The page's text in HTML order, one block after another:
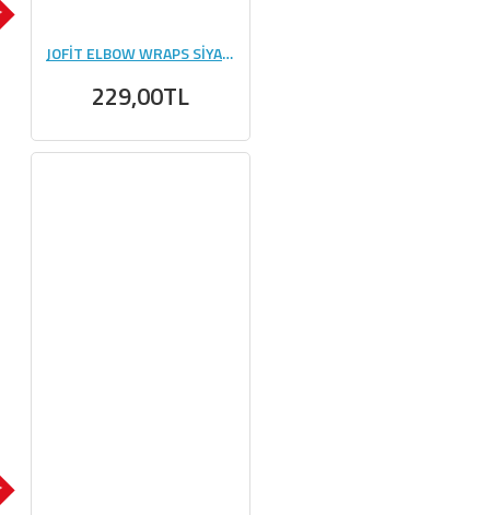
JOFİT ELBOW WRAPS SİYAH - YEŞİL
229,00TL